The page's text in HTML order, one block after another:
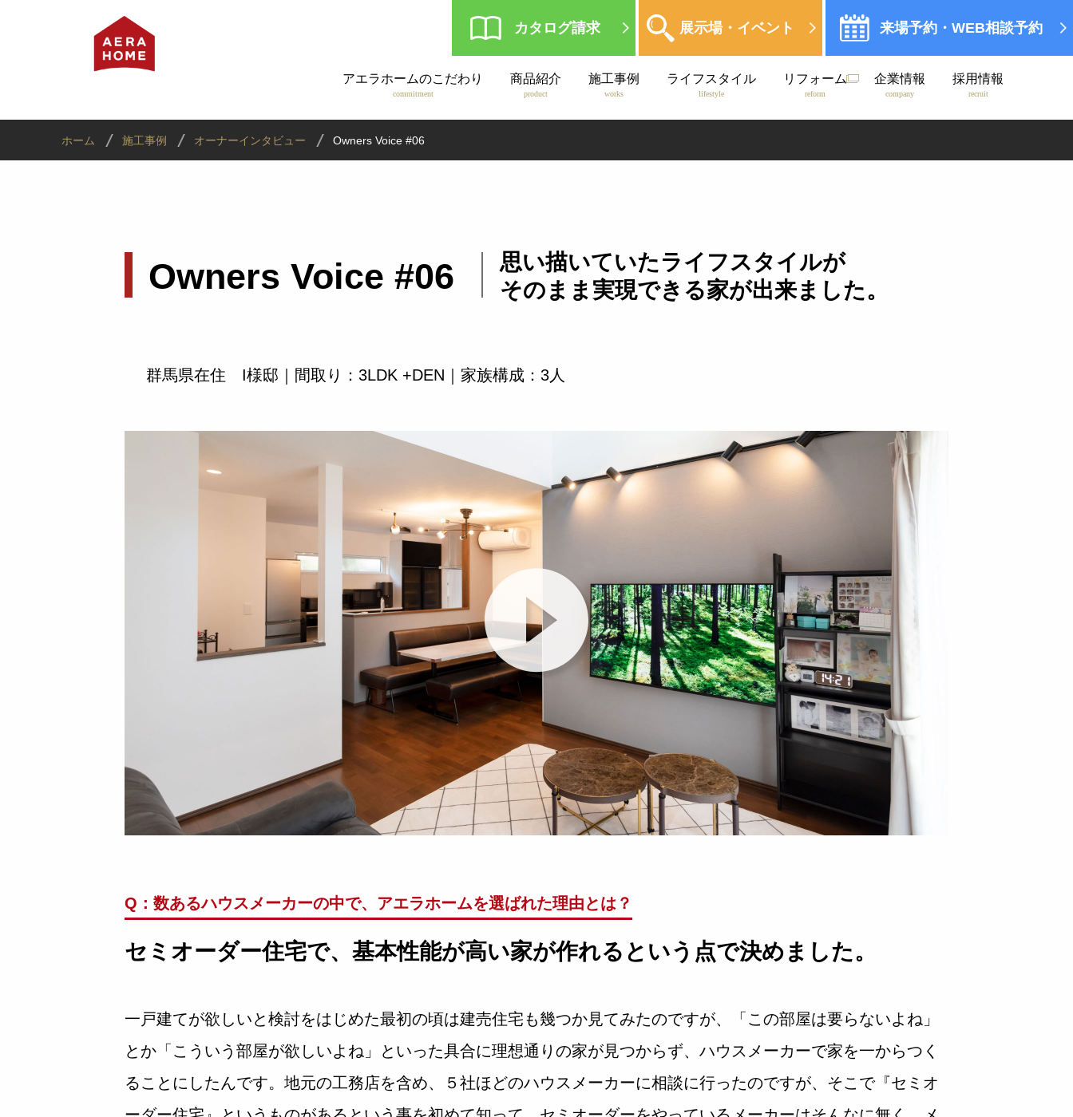
来場予約・WEB相談予約
展示場・イベント
カタログ請求
アエラホームのこだわり
commitment
商品紹介
product
施工事例
works
ライフスタイル
lifestyle
リフォーム
reform
企業情報
company
採用情報
recruit
ホーム 施工事例 オーナーインタビュー Owners Voice #06
Owners Voice #06
思い描いていたライフスタイルが
そのまま実現できる家が出来ました。
群馬県在住 I様邸｜間取り：3LDK +DEN｜ 家族構成：3人
Q：数あるハウスメーカーの中で、 アエラホームを選ばれた理由とは？
セミオーダー住宅で、基本性能が高い家が作れるという点で決めました。
一戸建てが欲しいと検討をはじめた最初の頃は建売住宅も幾つか見てみたのですが、「この部屋は要らないよね」
とか「こういう部屋が欲しいよね」といった具合に理想通りの家が見つからず、ハウスメーカーで家を一からつく
ることにしたんです。地元の工務店を含め、５社ほどのハウスメーカーに相談に行ったのですが、そこで『セミオ